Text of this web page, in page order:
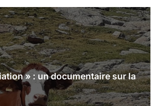
» : un documentaire sur la